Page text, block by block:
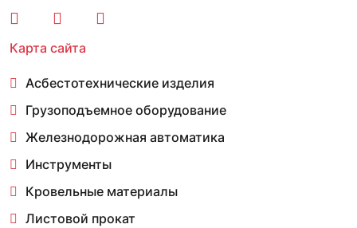
Карта сайта
Асбестотехнические изделия
Грузоподъемное оборудование
Железнодорожная автоматика
Инструменты
Кровельные материалы
Листовой прокат